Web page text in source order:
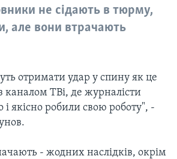
не сідають в тюрму,
але вони втрачають
отримати удар у спину як це
каналом ТВі, де журналісти
якісно робили свою роботу", -
- жодних наслідків, окрім